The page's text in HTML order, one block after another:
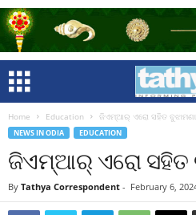
Home Education ଜିଏମ୍‌ଆର୍‌ ଏରୋ ସହିତ ବୁଝାମଣା
NEWS IN ODIA EDUCATION
ଜିଏମ୍‌ଆର୍‌ ଏରୋ ସହିତ
By Tathya Correspondent - February 6,